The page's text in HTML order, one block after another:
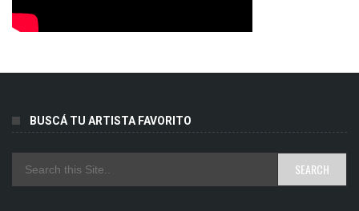
BUSCÁ TU ARTISTA FAVORITO